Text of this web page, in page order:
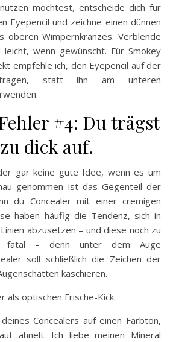
möchtest, entscheide dich für
Eyepencil und zeichne einen dünnen
oberen Wimpernkranzes. Verblende
leicht, wenn gewünscht. Für Smokey
empfehle ich, den Eyepencil auf der
statt ihn am unteren
#4: Du trägst
dick auf.
gar keine gute Idee, wenn es um
genommen ist das Gegenteil der
du Concealer mit einer cremigen
haben häufig die Tendenz, sich in
abzusetzen – und diese noch zu
fatal – denn unter dem Auge
soll schließlich die Zeichen der
kaschieren.
als optischen Frische-Kick:
Concealers auf einen Farbton,
ähnelt. Ich liebe meinen Mineral